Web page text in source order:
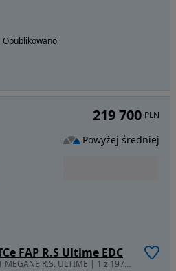
Opublikowano
FAP R.S Ultime EDC
1798 cm3 • 300 KM • RENAULT MEGANE R.S. ULTIME | 1 z 1976 | Limitowana Edycja | 5700 km |
219 700 PLN
Powyżej średniej